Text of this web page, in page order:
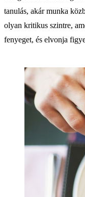
tanulás, akár munka
olyan kritikus szintre,
fenyeget, és elvonja